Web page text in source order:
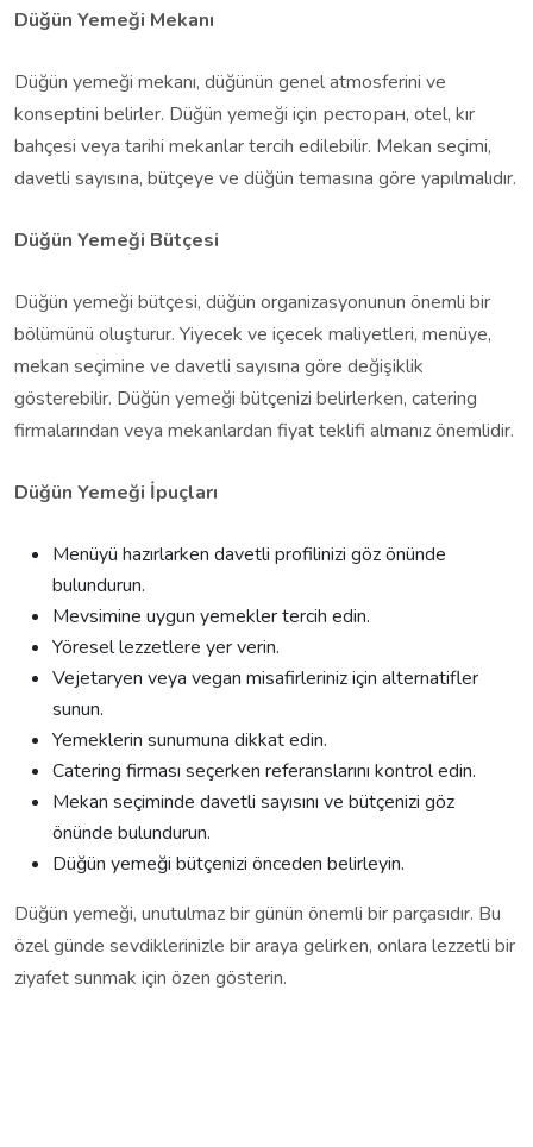
Düğün Yemeği Mekanı
Düğün yemeği mekanı, düğünün genel atmosferini ve
konseptini belirler. Düğün yemeği için ресторан, otel, kır
bahçesi veya tarihi mekanlar tercih edilebilir. Mekan seçimi,
davetli sayısına, bütçeye ve düğün temasına göre yapılmalıdır.
Düğün Yemeği Bütçesi
Düğün yemeği bütçesi, düğün organizasyonunun önemli bir
bölümünü oluşturur. Yiyecek ve içecek maliyetleri, menüye,
mekan seçimine ve davetli sayısına göre değişiklik
gösterebilir. Düğün yemeği bütçenizi belirlerken, catering
firmalarından veya mekanlardan fiyat teklifi almanız önemlidir.
Düğün Yemeği İpuçları
Menüyü hazırlarken davetli profilinizi göz önünde
bulundurun.
Mevsimine uygun yemekler tercih edin.
Yöresel lezzetlere yer verin.
Vejetaryen veya vegan misafirleriniz için alternatifler
sunun.
Yemeklerin sunumuna dikkat edin.
Catering firması seçerken referanslarını kontrol edin.
Mekan seçiminde davetli sayısını ve bütçenizi göz
önünde bulundurun.
Düğün yemeği bütçenizi önceden belirleyin.
Düğün yemeği, unutulmaz bir günün önemli bir parçasıdır. Bu
özel günde sevdiklerinizle bir araya gelirken, onlara lezzetli bir
ziyafet sunmak için özen gösterin.